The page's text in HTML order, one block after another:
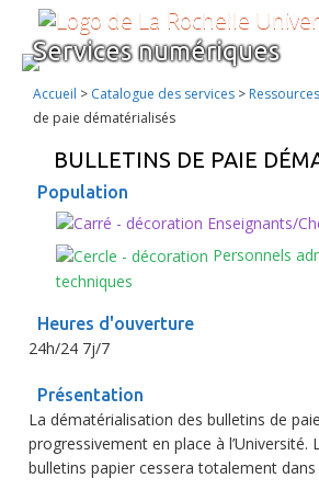
CATALOGUE DES SERVICES
FORMATION AU NUMÉRIQUE
À PROPOS
ENT
Services numériques
Accueil > Catalogue des services >
de paie dématérialisés
BULLETINS DE PAIE
Population
Enseignants/
Personnels
techniques
Heures d'ouverture
24h/24 7j/7
Présentation
La dématérialisation des bulletins de
progressivement en place à l’Université.
bulletins papier cessera totalement